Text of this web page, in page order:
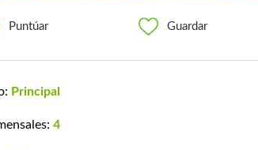
Puntúar Guardar
Principal
4